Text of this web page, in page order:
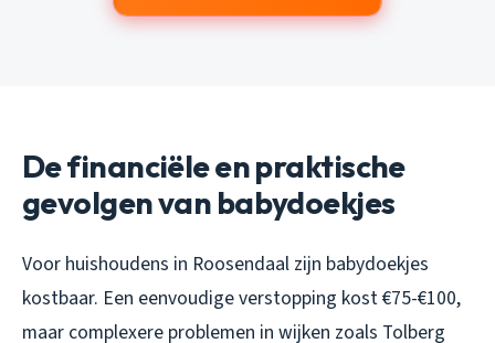
De financiële en praktische
gevolgen van babydoekjes
Voor huishoudens in Roosendaal zijn babydoekjes
kostbaar. Een eenvoudige verstopping kost €75-€100,
maar complexere problemen in wijken zoals Tolberg